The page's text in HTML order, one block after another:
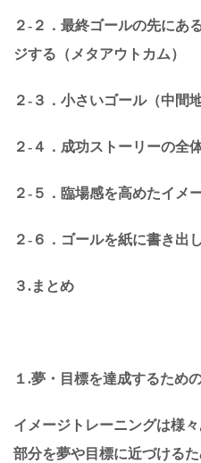
２-２．最終ゴールの先にあ
ジする（メタアウトカム）
２-３．小さいゴール（中間
２-４．成功ストーリーの全
２-５．臨場感を高めたイメ
２-６．ゴールを紙に書き出
３.まとめ
１.夢・目標を達成するため
イメージトレーニングは様
部分を夢や目標に近づける